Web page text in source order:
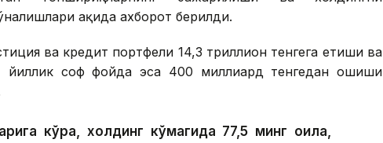
ҳақида ахборот берилди.
ва кредит портфели 14,3 триллион тенгега етиши ва
йиллик соф фойда эса 400 миллиард тенгедан ошиши
кўра, холдинг кўмагида 77,5 минг оила,